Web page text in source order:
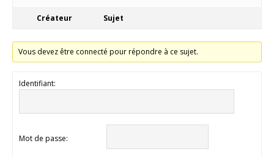
Créateur Sujet
Vous devez être connecté pour répondre à ce sujet.
Identifiant:
Mot de passe: